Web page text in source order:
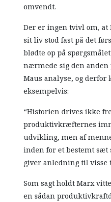
omvendt.
Der er ingen tvivl om,
sit liv stod fast på det
blødte op på
nærmede sig den anden
Maus analyse, og
eksempelvis:
“Historien drives ikke
produktivkræfternes
udvikling, men af
inden for et bestemt sæt
giver anledning til visse
Som sagt holdt Marx
en sådan